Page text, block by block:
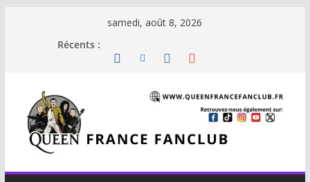
samedi, août 8, 2026
Récents :